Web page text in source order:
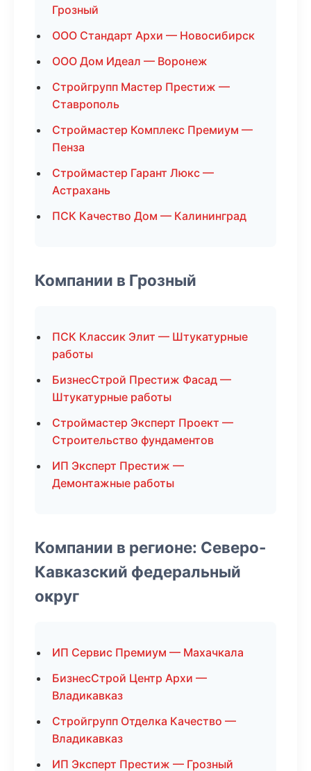
Грозный
ООО Стандарт Архи — Новосибирск
ООО Дом Идеал — Воронеж
Стройгрупп Мастер Престиж —
Ставрополь
Строймастер Комплекс Премиум —
Пенза
Строймастер Гарант Люкс —
Астрахань
ПСК Качество Дом — Калининград
Компании в Грозный
ПСК Классик Элит — Штукатурные
работы
БизнесСтрой Престиж Фасад —
Штукатурные работы
Строймастер Эксперт Проект —
Строительство фундаментов
ИП Эксперт Престиж —
Демонтажные работы
Компании в регионе: Северо-
Кавказский федеральный
округ
ИП Сервис Премиум — Махачкала
БизнесСтрой Центр Архи —
Владикавказ
Стройгрупп Отделка Качество —
Владикавказ
ИП Эксперт Престиж — Грозный